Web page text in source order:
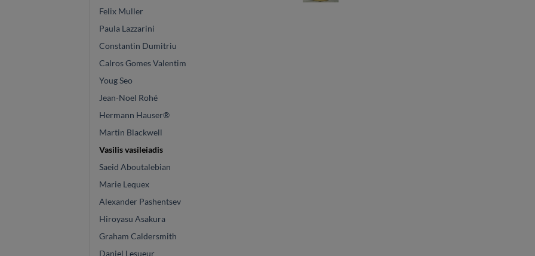
Felix Muller
Paula Lazzarini
Constantin Dumitriu
Calros Gomes Valentim
Youg Seo
Jean-Noel Rohé
Hermann Hauser®
Martin Blackwell
Vasilis vasileiadis
Saeid Aboutalebian
Marie Lequex
Alexander Pashentsev
Hiroyasu Asakura
Graham Caldersmith
Daniel Lesueur